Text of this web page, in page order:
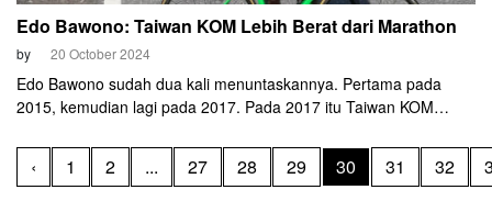
Edo Bawono: Taiwan KOM Lebih Berat dari Marathon
by 20 October 2024
Edo Bawono sudah dua kali menuntaskannya. Pertama pada
2015, kemudian lagi pada 2017. Pada 2017 itu Taiwan KOM
superstar era itu, Vincenzo Nibali. Diikuti pula mantan juara Tour
de France lain seperti Cadel Evans. Pada 2015 saya naik sepeda
‹ 1 2 ... 27 28 29 30 31 32